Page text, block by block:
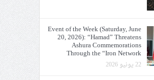
Event of the Week (Saturday, June
20, 2026): “Hamad” Threatens
Ashura Commemorations
Through the “Iron Network
22 يونيو 2026